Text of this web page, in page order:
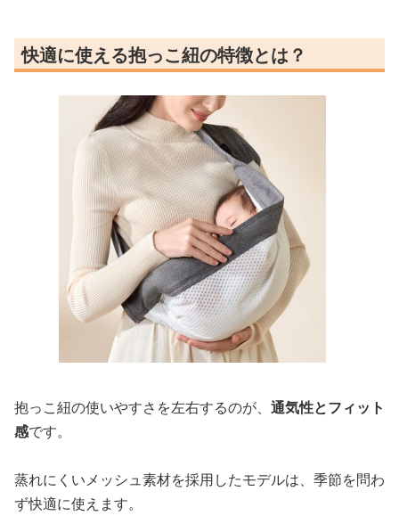
快適に使える抱っこ紐の特徴とは？
抱っこ紐の使いやすさを左右するのが、 通気性とフィット
感です。
蒸れにくいメッシュ素材を採用したモデルは、季節を問わ
ず快適に使えます。